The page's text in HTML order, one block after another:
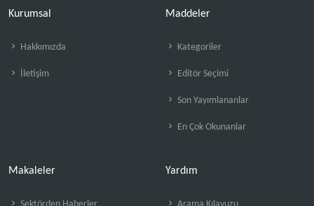
Kurumsal
Hakkımızda
İletişim
Maddeler
Kategoriler
Editör Seçimi
Son Yayımlananlar
En Çok Okunanlar
Makaleler Yardım